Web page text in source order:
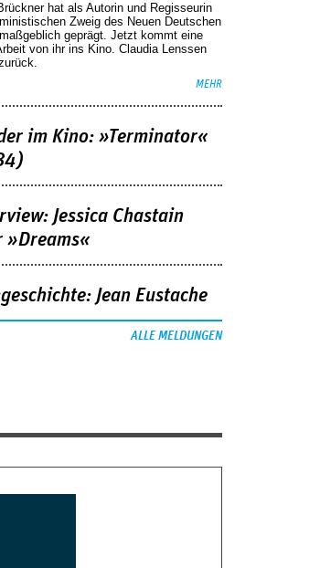
hat als Autorin und Regisseurin
Zweig des Neuen Deutschen
geprägt. Jetzt kommt eine
von ihr ins Kino. Claudia Lenssen
MEHR
im Kino: »Terminator«
Jessica Chastain
»Dreams«
Jean Eustache
ALLE MELDUNGEN